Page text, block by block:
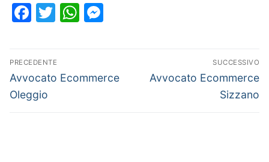
Facebook
TwitterWhatsApp
PRECEDENTE
Avvocato Ecommerce
Oleggio
SUCCESSIVO
Avvocato Ecommerce
Sizzano